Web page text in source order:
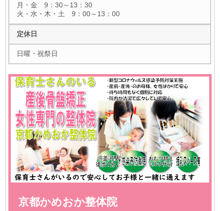
月・金 9：30～13：30
火・水・木・土 9：00～13：00
定休日
日曜・祝祭日
京都かめおか整体院